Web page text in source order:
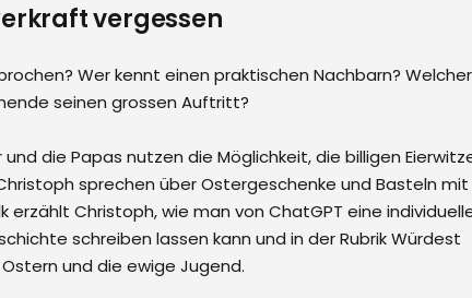
vergessen
Wer kennt einen praktischen Nachbarn? Welcher
seinen grossen Auftritt?
die Papas nutzen die Möglichkeit, die billigen
sprechen über Ostergeschenke und Basteln mit
erzählt Christoph, wie man von ChatGPT eine
schreiben lassen kann und in der Rubrik Würdest
und die ewige Jugend.